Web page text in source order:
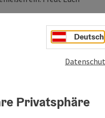
am Sonntag
Mittagstisch. Auch für
gesorgt.
Deutsch
Privatsphäre